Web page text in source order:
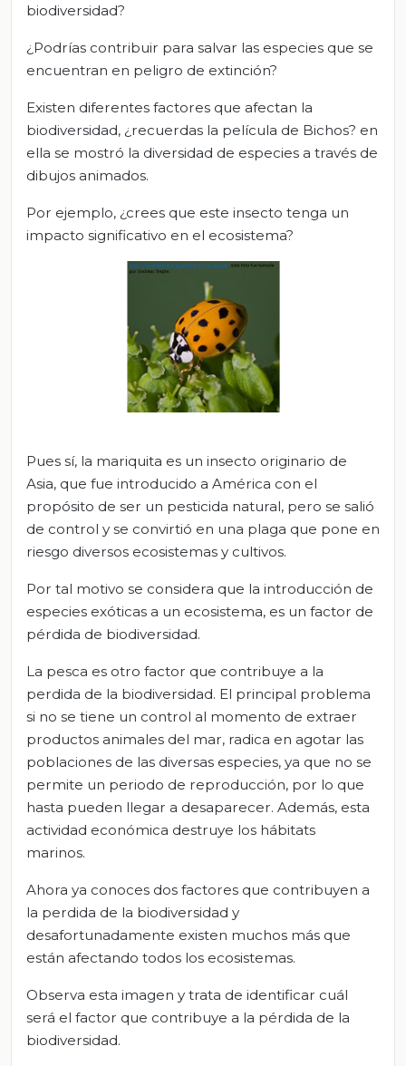
biodiversidad?
¿Podrías contribuir para salvar las especies que se
encuentran en peligro de extinción?
Existen diferentes factores que afectan la
biodiversidad, ¿recuerdas la película de Bichos? en
ella se mostró la diversidad de especies a través de
dibujos animados.
Por ejemplo, ¿crees que este insecto tenga un
impacto significativo en el ecosistema?
Pues sí, la mariquita es un insecto originario de
Asia, que fue introducido a América con el
propósito de ser un pesticida natural, pero se salió
de control y se convirtió en una plaga que pone en
riesgo diversos ecosistemas y cultivos.
Por tal motivo se considera que la introducción de
especies exóticas a un ecosistema, es un factor de
pérdida de biodiversidad.
La pesca es otro factor que contribuye a la
perdida de la biodiversidad. El principal problema
si no se tiene un control al momento de extraer
productos animales del mar, radica en agotar las
poblaciones de las diversas especies, ya que no se
permite un periodo de reproducción, por lo que
hasta pueden llegar a desaparecer. Además, esta
actividad económica destruye los hábitats
marinos.
Ahora ya conoces dos factores que contribuyen a
la perdida de la biodiversidad y
desafortunadamente existen muchos más que
están afectando todos los ecosistemas.
Observa esta imagen y trata de identificar cuál
será el factor que contribuye a la pérdida de la
biodiversidad.